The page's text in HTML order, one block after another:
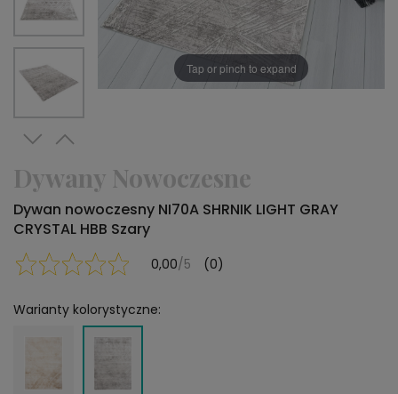
Tap or pinch to expand
Dywany Nowoczesne
Dywan nowoczesny NI70A SHRNIK LIGHT GRAY
CRYSTAL HBB Szary
0,00/5 (0)
Warianty kolorystyczne: